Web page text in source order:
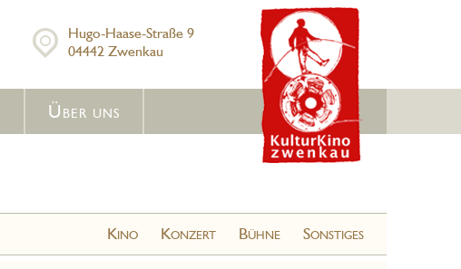
Hugo-Haase-Straße 9
04442 Zwenkau
Über uns
Kino Konzert Bühne Sonstiges